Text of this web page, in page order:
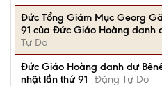
Đức Tổng Giám Mục Georg
91 của Đức Giáo Hoàng danh
Tự Do
Đức Giáo Hoàng danh dự
nhật lần thứ 91
Đặng Tự Do